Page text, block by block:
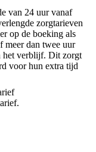
van 24 uur vanaf
zorgtarieven
op de boeking als
meer dan twee uur
het verblijf. Dit zorgt
voor hun extra tijd